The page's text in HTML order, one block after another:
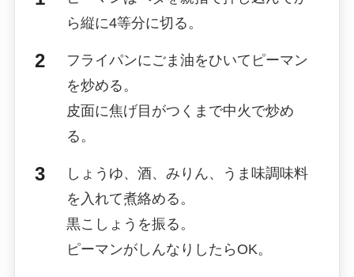
ら縦に4等分に切る。
フライパンにごま油をひいてピーマン
を炒める。
皮面に焦げ目がつくまで中火で炒め
る。
しょうゆ、酒、みりん、うま味調味料
を入れて煮絡める。
黒こしょうを振る。
ピーマンがしんなりしたらOK。